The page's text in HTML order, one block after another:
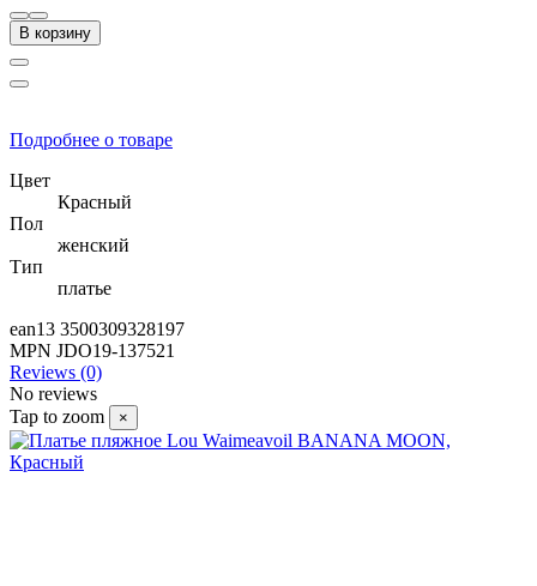
В корзину
Подробнее о товаре
Цвет
Красный
Пол
женский
Тип
платье
ean13 3500309328197
MPN JDO19-137521
Reviews (0)
No reviews
Tap to zoom
×